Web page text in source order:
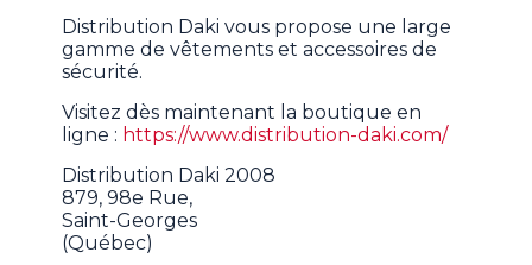
Distribution Daki vous propose une large
gamme de vêtements et accessoires de
sécurité.
Visitez dès maintenant la boutique en
ligne : https://www.distribution-daki.com/
Distribution Daki 2008
879, 98e Rue,
Saint-Georges
(Québec)